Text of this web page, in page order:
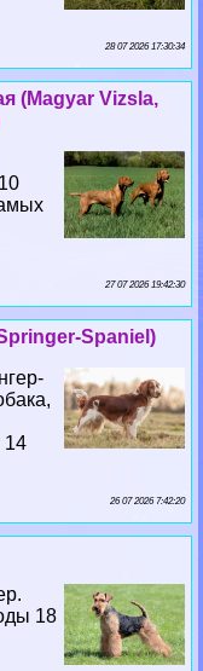
28 07 2026 17:30:34
(Magyar Vizsla,
27 07 2026 19:42:30
Spaniel)
14
26 07 2026 7:42:20
18